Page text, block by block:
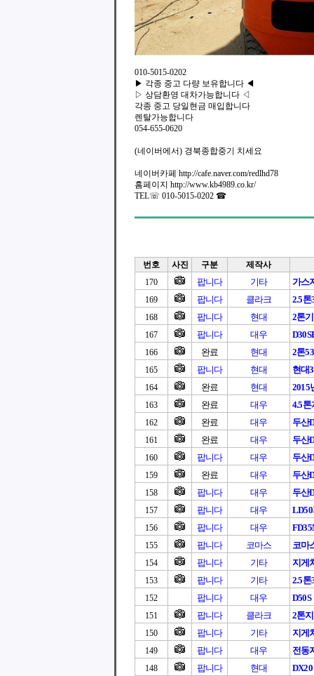
010-5015-0202
▶ 각종 중고 다량 보유합니다 ◀
▷ 상담환영 대차가능합니다 ◁
각종 중고 당일현금 매입합니다
렌탈가능합니다
054-655-0620
(네이버에서) 경북종합중기 치세요
네이버카페 http://cafe.naver.com/redlhd78
홈페이지 http://www.kb4989.co.kr/
TEL☏ 010-5015-0202 ☎
번호 사진 구분
제작사
170
팝니다 기타 가스
169 팝니다 클라크 2.5톤
168 팝니다 현대 2톤
167 팝니다 대우
166 완료 현대 2톤
165 팝니다 현대 현대
164 완료 현대 2015
163 완료 대우 4.5톤
162 완료 대우 두산
161 완료 대우 두산
160 팝니다 대우 두산
159 완료 대우 두산
158 팝니다 대우 두산
157 팝니다 대우
156 팝니다 대우
155 팝니다 코마스 코마
154 팝니다 기타 지게
153 팝니다 기타 2.5톤
152 팝니다 대우 D50S
151 팝니다 클라크 2톤
150 팝니다 기타 지게
149 팝니다 대우 전동
148 팝니다 현대